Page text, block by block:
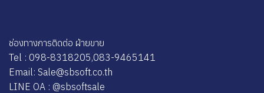
ช่องทางการติดต่อ ฝ่ายขาย
Tel : 098-8318205,083-9465141
Email: Sale@sbsoft.co.th
LINE OA : @sbsoftsale